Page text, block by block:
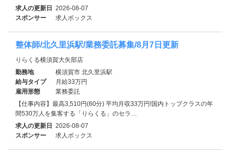
求人の更新日 2026-08-07
スポンサー
求人ボックス
整体師/北久里浜駅/業務委託募集/8月7日更新
りらくる横須賀大矢部店
勤務地
横須賀市 北久里浜駅
給与タイプ
月給33万円
雇用形態
業務委託
【仕事内容】最高3,510円(60分) 平均月収33万円!国内トップクラスの年
間530万人を集客する「りらくる」のセラ…
求人の更新日 2026-08-07
スポンサー
求人ボックス